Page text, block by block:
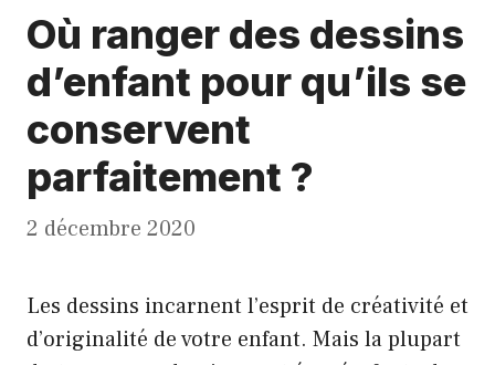
Où ranger des dessins
d’enfant pour qu’ils se
conservent
parfaitement ?
2 décembre 2020
Les dessins incarnent l’esprit de créativité et
d’originalité de votre enfant. Mais la plupart